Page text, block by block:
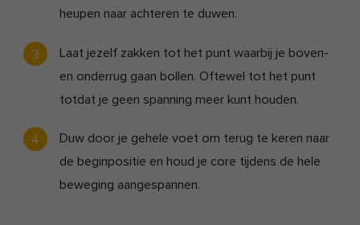
heupen naar achteren te duwen.
Laat jezelf zakken tot het punt waarbij je boven-
en onderrug gaan bollen. Oftewel tot het punt
totdat je geen spanning meer kunt houden.
Duw door je gehele voet om terug te keren naar
de beginpositie en houd je core tijdens de hele
beweging aangespannen.